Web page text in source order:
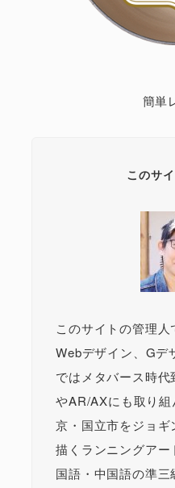
簡単
このサ
このサイトの管理人
Webデザイン、Gデ
ではメタバース時
やAR/AXにも取り
京・国立市をジョ
描くランニングア
国語・中国語の準三